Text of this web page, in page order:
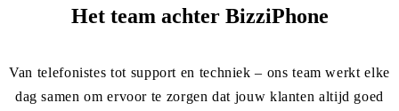
Het team achterBizziPhone
Van telefonistes tot support en techniek – ons team werkt elke
dag samen om ervoor te zorgen dat jouw klanten altijd goed